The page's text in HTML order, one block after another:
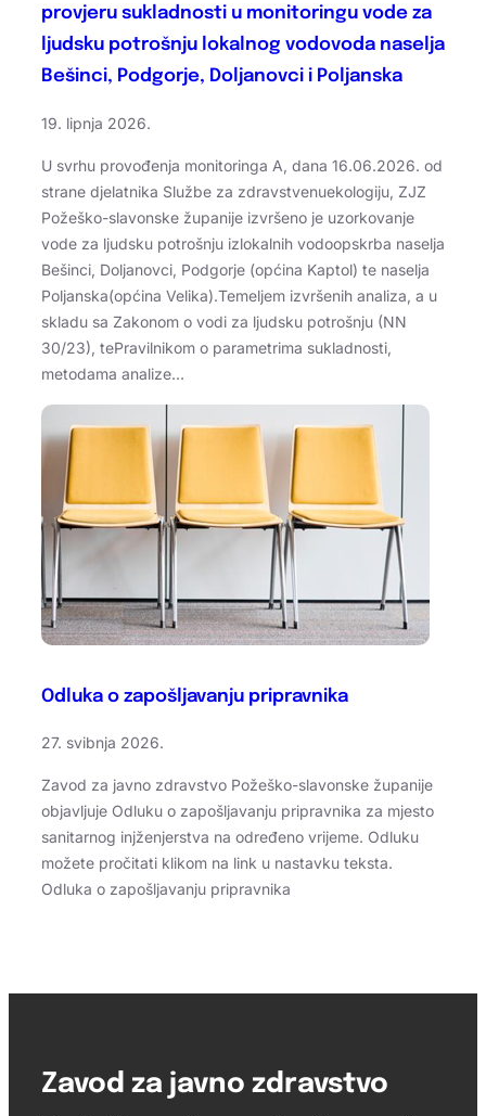
provjeru sukladnosti u monitoringu vode za
ljudsku potrošnju lokalnog vodovoda naselja
Bešinci, Podgorje, Doljanovci i Poljanska
19. lipnja 2026.
U svrhu provođenja monitoringa A, dana 16.06.2026. od
strane djelatnika Službe za zdravstvenuekologiju, ZJZ
Požeško-slavonske županije izvršeno je uzorkovanje
vode za ljudsku potrošnju izlokalnih vodoopskrba naselja
Bešinci, Doljanovci, Podgorje (općina Kaptol) te naselja
Poljanska(općina Velika).Temeljem izvršenih analiza, a u
skladu sa Zakonom o vodi za ljudsku potrošnju (NN
30/23), tePravilnikom o parametrima sukladnosti,
metodama analize…
Odluka o zapošljavanju pripravnika
27. svibnja 2026.
Zavod za javno zdravstvo Požeško-slavonske županije
objavljuje Odluku o zapošljavanju pripravnika za mjesto
sanitarnog injženjerstva na određeno vrijeme. Odluku
možete pročitati klikom na link u nastavku teksta.
Odluka o zapošljavanju pripravnika
Zavod za javno zdravstvo